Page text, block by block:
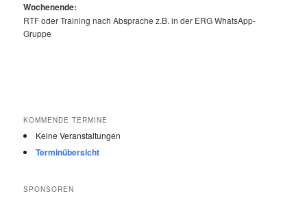
Wochenende:
RTF oder Training nach Absprache z.B. in der ERG WhatsApp-
Gruppe
KOMMENDE TERMINE
Keine Veranstaltungen
Terminübersicht
SPONSOREN